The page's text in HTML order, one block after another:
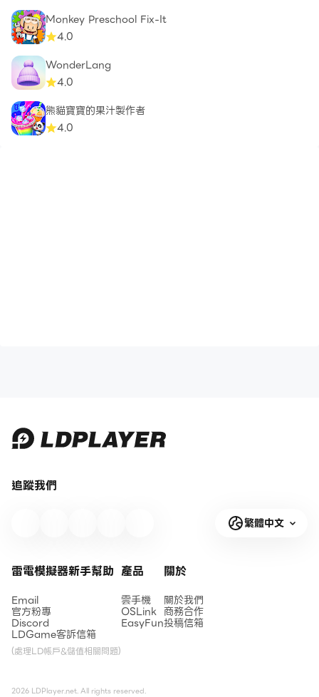
Monkey Preschool Fix-It
4.0
WonderLang
4.0
熊貓寶寶的果汁製作者
4.0
追蹤我們
繁體中文
雷電模擬器新手幫助
Email
官方粉專
Discord
LDGame客訴信箱
(處理LD帳戶&儲值相關問題)
產品
雲手機
OSLink
EasyFun
關於
關於我們
商務合作
投稿信箱
2026 LDPlayer.net. All rights reserved.